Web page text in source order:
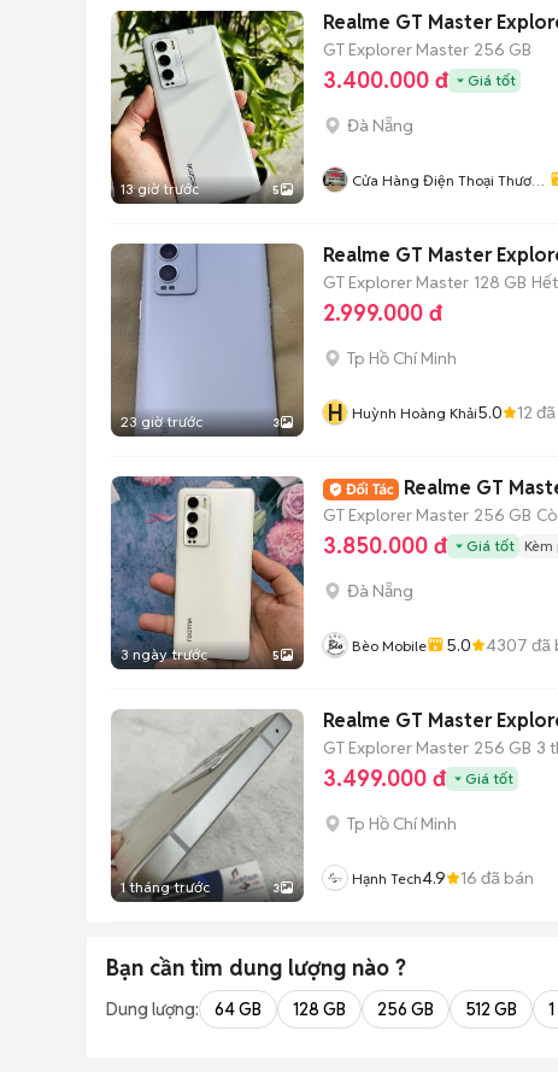
13 giờ trước 5
Realme GT Master
GT Explorer Master 256 GB
3.400.000 đ Giá tốt
Đà Nẵng
Cửa Hàng Điện Thoại Thương
23 giờ trước 3
Realme GT Master
GT Explorer Master 128 GB
2.999.000 đ
Tp Hồ Chí Minh
H Huỳnh Hoàng Khải5.0 12
3 ngày trước 5
Realme GT
GT Explorer Master 256 GB
3.850.000 đ Giá tốt Kèm
Đà Nẵng
Bèo Mobile 5.0 4307 đã
1 tháng trước 3
Realme GT Master
GT Explorer Master 256 GB 3
3.499.000 đ Giá tốt
Tp Hồ Chí Minh
Hạnh Tech4.9 16 đã bán
Bạn cần tìm dung lượng nào ?
Dung lượng: 64 GB 128 GB 256 GB 512 GB